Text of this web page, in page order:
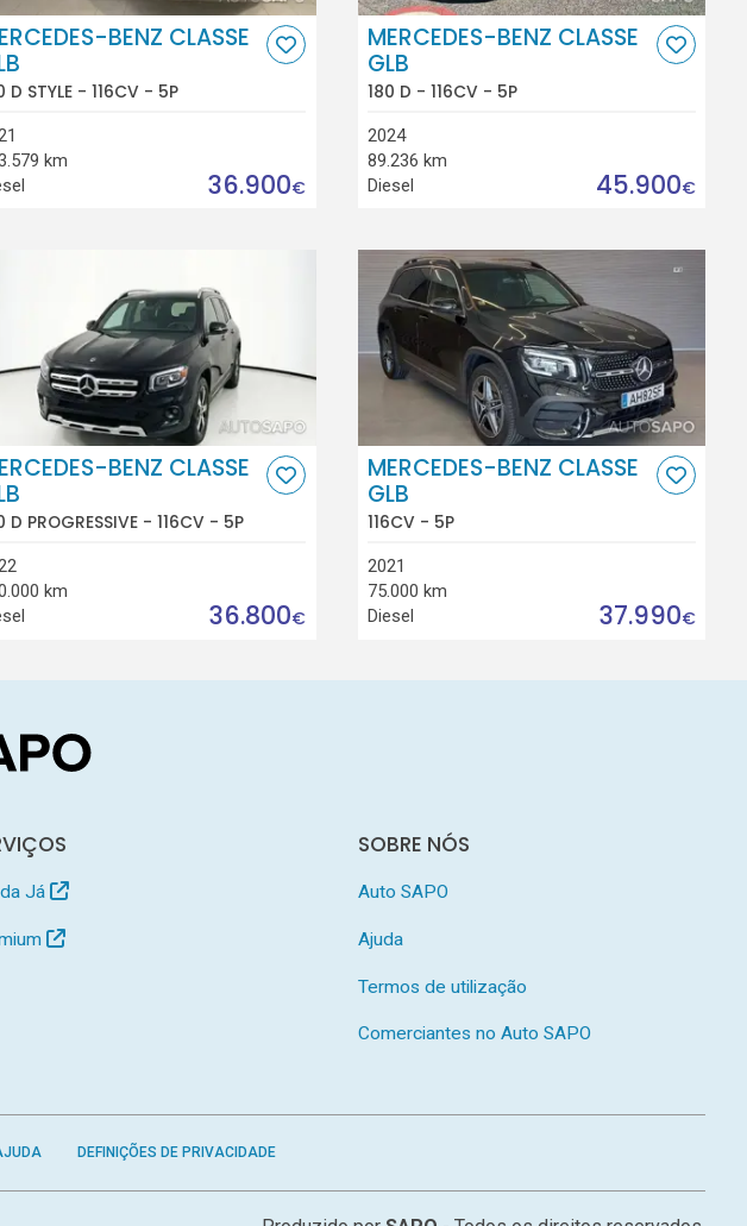
BENZ CLASSE
D STYLE - 116CV - 5P
km
36.900€
MERCEDES-BENZ CLASSE
GLB
180 D - 116CV - 5P
2024
89.236 km
Diesel
45.900€
BENZ CLASSE
D PROGRESSIVE - 116CV - 5P
km
36.800€
MERCEDES-BENZ CLASSE
GLB
116CV - 5P
2021
75.000 km
Diesel
37.990€
Já
SOBRE NÓS
Auto SAPO
Ajuda
Termos de utilização
Comerciantes no Auto SAPO
DEFINIÇÕES DE PRIVACIDADE